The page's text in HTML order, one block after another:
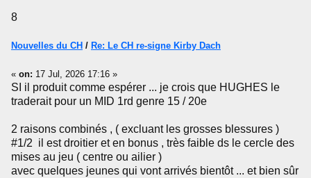
8
Nouvelles du CH / Re: Le CH re-signe Kirby Dach
« on: 17 Jul, 2026 17:16 »
SI il produit comme espérer ... je crois que HUGHES le
traderait pour un MID 1rd genre 15 / 20e
2 raisons combinés , ( excluant les grosses blessures )
#1/2 il est droitier et en bonus , très faible ds le cercle des
mises au jeu ( centre ou ailier )
avec quelques jeunes qui vont arrivés bientôt ... et bien sûr